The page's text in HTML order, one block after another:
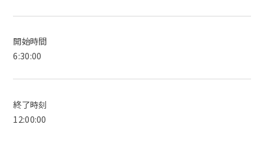
開始時間
6:30:00
終了時刻
12:00:00